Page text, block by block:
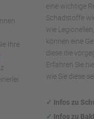
Ihre
eine wichtige
Schadstoffe
wie
können eine
diese die
Erfahren Sie
wie Sie diese
✓ Infos zu
✓ Infos zu